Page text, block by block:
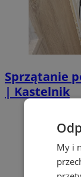
Sprzątanie
| Kastelnik
My i